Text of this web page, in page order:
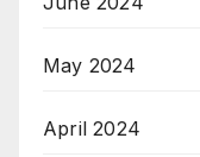
May 2024
April 2024